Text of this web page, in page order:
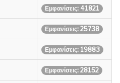
Εμφανίσεις: 41821
Εμφανίσεις: 25738
Εμφανίσεις: 19883
Εμφανίσεις: 28152